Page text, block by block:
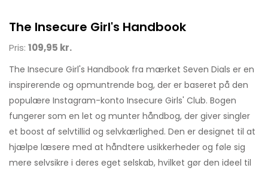
The Insecure Girl's Handbook
Pris: 109,95 kr.
The Insecure Girl's Handbook fra mærket Seven Dials er en
inspirerende og opmuntrende bog, der er baseret på den
populære Instagram-konto Insecure Girls' Club. Bogen
fungerer som en let og munter håndbog, der giver singler
et boost af selvtillid og selvkærlighed. Den er designet til at
hjælpe læsere med at håndtere usikkerheder og føle sig
mere selvsikre i deres eget selskab, hvilket gør den ideel til